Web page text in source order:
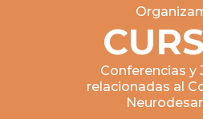
Conferencias y
relacionadas al